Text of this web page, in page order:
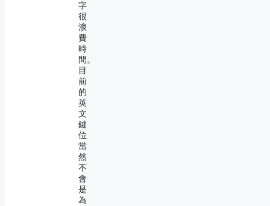
字
很
浪
費
時
間。
目
前
的
英
文
鍵
位
當
然
不
會
是
為